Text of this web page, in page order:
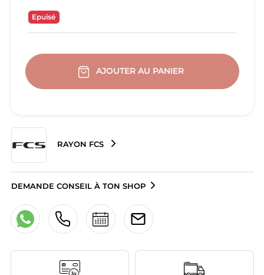
Epuisé
AJOUTER AU PANIER
RAYON FCS
DEMANDE CONSEIL À TON SHOP